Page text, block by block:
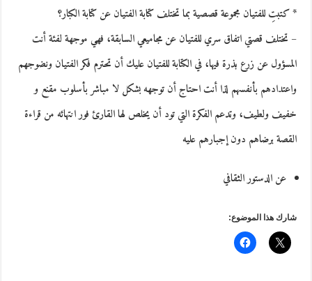
* كتبتِ للفتيان مجموعة قصصية بما تختلف كتابة الفتيان عن كتابة الكبار؟
– تختلف قصتي اتفاق سري للفتيان عن مجاميعي السابقة، فهي موجهة لفئة أنت
المسؤول عن زرع بذرة فيها، في الكتابة للفتيان عليك أن تحترم فكر الفتيان ونضوجهم
واعتدادهم بأنفسهم لذا أنت احتاج أن توجهه بشكل لا مباشر بأسلوب مقنع و
خفيف ولطيف، وتدعم الفكرة التي تود أن يخلص لها القارئ فور انتهائه من قراءة
القصة برضاهم دون إجبارهم عليه
عن الدستور الثقافي
شارك هذا الموضوع: